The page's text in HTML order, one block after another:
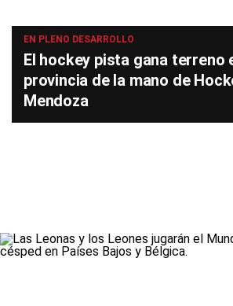
EN PLENO DESARROLLO
El hockey pista gana terreno
provincia de la mano de
Mendoza